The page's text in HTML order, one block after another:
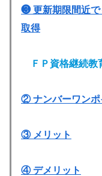
❸ 更新期限間近で
取得
ＦＰ資格継続教
② ナンバーワンポ
③ メリット
④ デメリット